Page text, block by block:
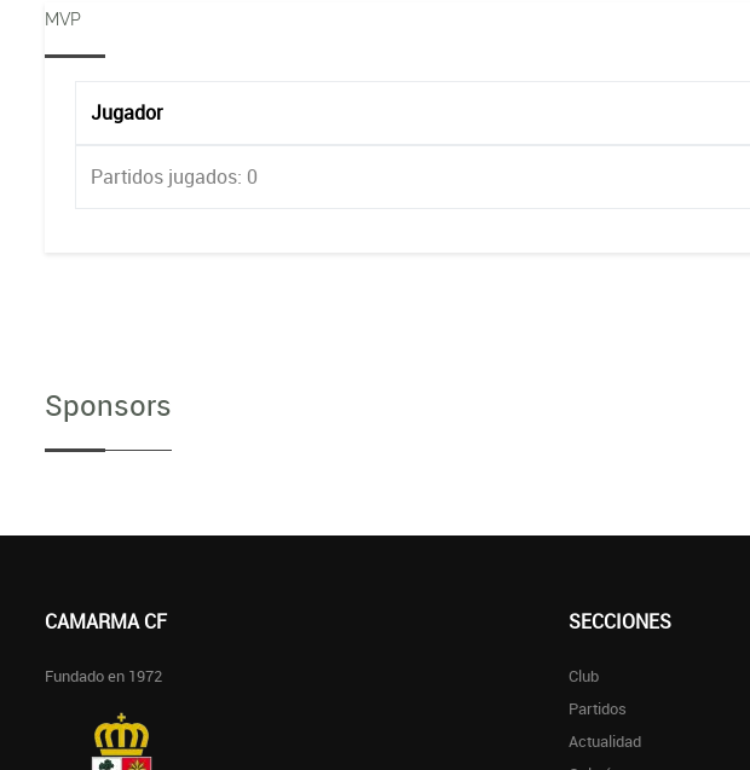
MVP
Jugador
Partidos jugados: 0
Sponsors
CAMARMA CF
Fundado en 1972
SECCIONES
Club
Partidos
Actualidad